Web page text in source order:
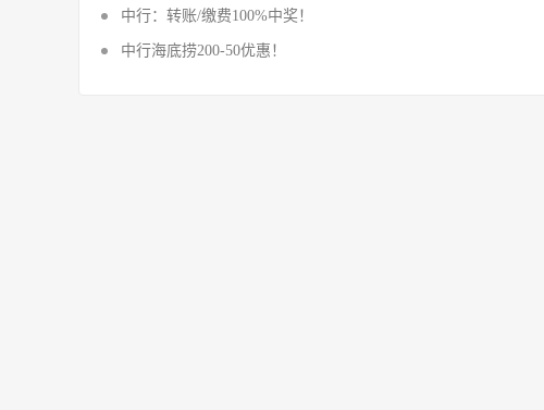
中行：转账/缴费100%中奖！
中行海底捞200-50优惠！